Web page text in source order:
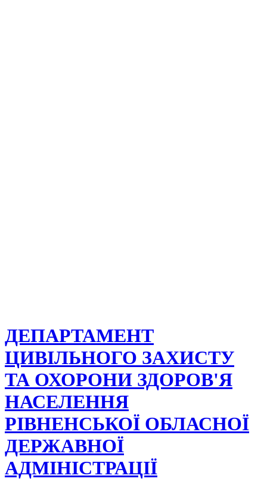
ДЕПАРТАМЕНТ
ЦИВІЛЬНОГО ЗАХИСТУ
ТА ОХОРОНИ ЗДОРОВ'Я
НАСЕЛЕННЯ
РІВНЕНСЬКОЇ ОБЛАСНОЇ
ДЕРЖАВНОЇ
АДМІНІСТРАЦІЇ